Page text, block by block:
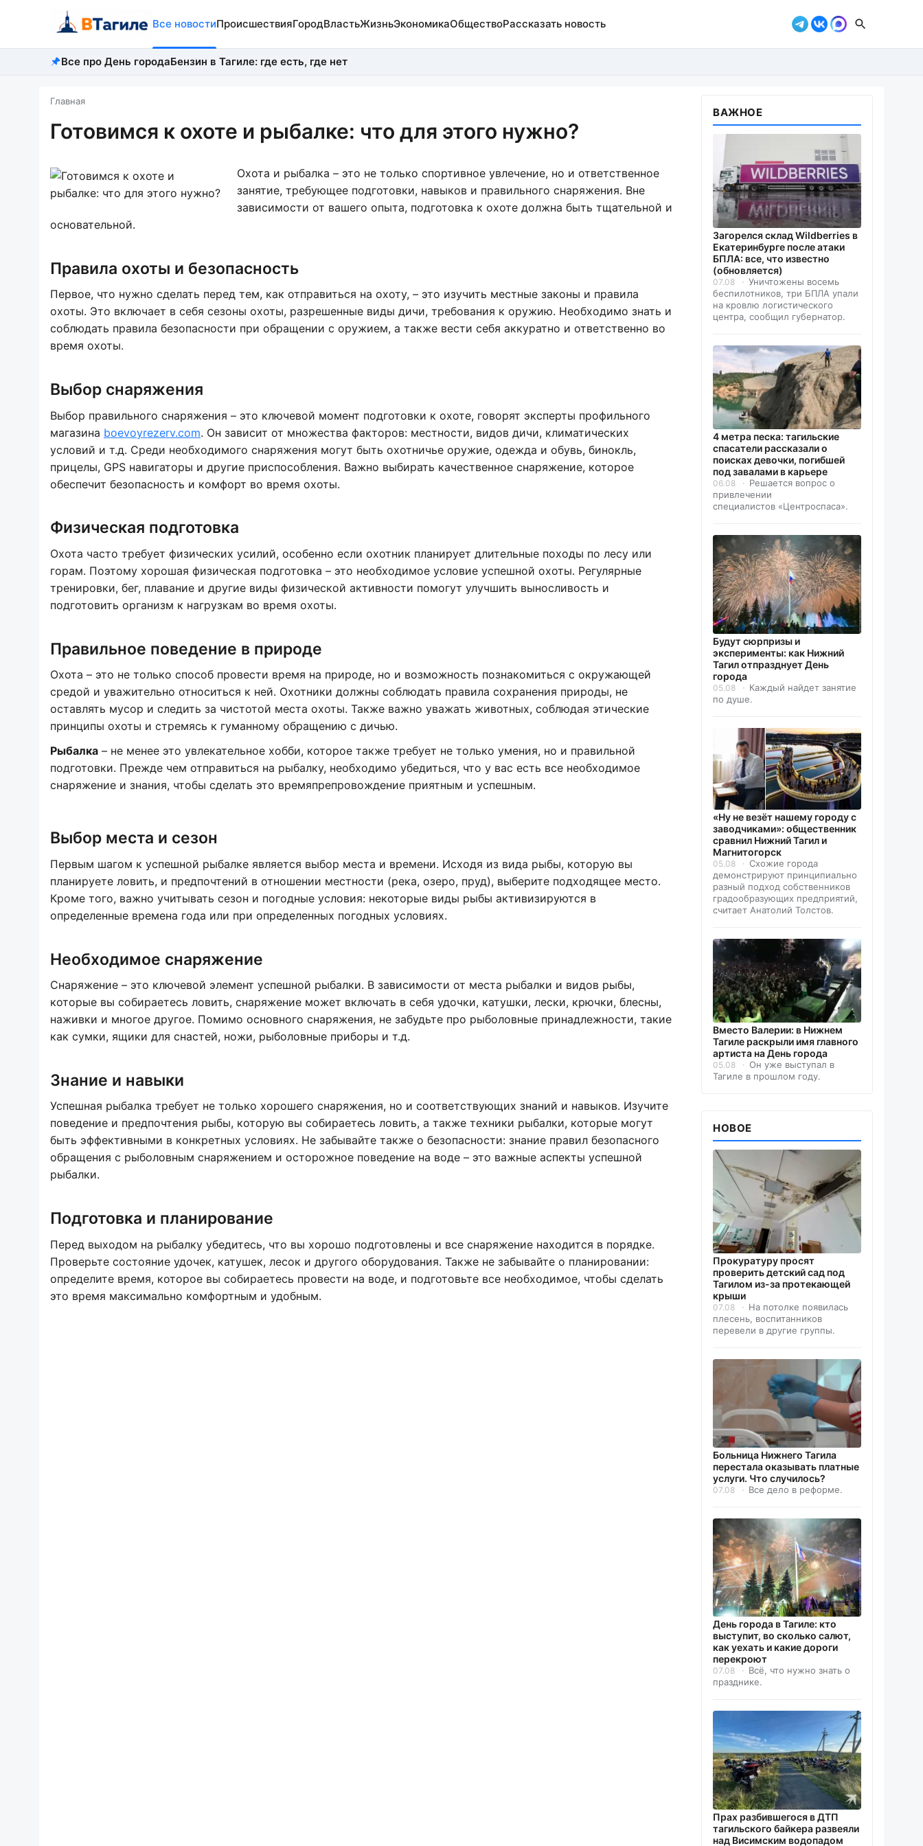
Все новостиПроисшествияГородВластьЖизньЭкономикаОбществоРассказать новость
Все про День городаБензин в Тагиле: где есть, где нет
Главная
Готовимся к охоте и рыбалке: что для этого нужно?
Охота и рыбалка – это не только спортивное увлечение, но и ответственное
занятие, требующее подготовки, навыков и правильного снаряжения. Вне
зависимости от вашего опыта, подготовка к охоте должна быть тщательной и
основательной.
Правила охоты и безопасность
Первое, что нужно сделать перед тем, как отправиться на охоту, – это изучить местные законы и правила
охоты. Это включает в себя сезоны охоты, разрешенные виды дичи, требования к оружию. Необходимо знать и
соблюдать правила безопасности при обращении с оружием, а также вести себя аккуратно и ответственно во
время охоты.
Выбор снаряжения
Выбор правильного снаряжения – это ключевой момент подготовки к охоте, говорят эксперты профильного
магазина boevoyrezerv.com. Он зависит от множества факторов: местности, видов дичи, климатических
условий и т.д. Среди необходимого снаряжения могут быть охотничье оружие, одежда и обувь, бинокль,
прицелы, GPS навигаторы и другие приспособления. Важно выбирать качественное снаряжение, которое
обеспечит безопасность и комфорт во время охоты.
Физическая подготовка
Охота часто требует физических усилий, особенно если охотник планирует длительные походы по лесу или
горам. Поэтому хорошая физическая подготовка – это необходимое условие успешной охоты. Регулярные
тренировки, бег, плавание и другие виды физической активности помогут улучшить выносливость и
подготовить организм к нагрузкам во время охоты.
Правильное поведение в природе
Охота – это не только способ провести время на природе, но и возможность познакомиться с окружающей
средой и уважительно относиться к ней. Охотники должны соблюдать правила сохранения природы, не
оставлять мусор и следить за чистотой места охоты. Также важно уважать животных, соблюдая этические
принципы охоты и стремясь к гуманному обращению с дичью.
Рыбалка – не менее это увлекательное хобби, которое также требует не только умения, но и правильной
подготовки. Прежде чем отправиться на рыбалку, необходимо убедиться, что у вас есть все необходимое
снаряжение и знания, чтобы сделать это времяпрепровождение приятным и успешным.
Выбор места и сезон
Первым шагом к успешной рыбалке является выбор места и времени. Исходя из вида рыбы, которую вы
планируете ловить, и предпочтений в отношении местности (река, озеро, пруд), выберите подходящее место.
Кроме того, важно учитывать сезон и погодные условия: некоторые виды рыбы активизируются в
определенные времена года или при определенных погодных условиях.
Необходимое снаряжение
Снаряжение – это ключевой элемент успешной рыбалки. В зависимости от места рыбалки и видов рыбы,
которые вы собираетесь ловить, снаряжение может включать в себя удочки, катушки, лески, крючки, блесны,
наживки и многое другое. Помимо основного снаряжения, не забудьте про рыболовные принадлежности, такие
как сумки, ящики для снастей, ножи, рыболовные приборы и т.д.
Знание и навыки
Успешная рыбалка требует не только хорошего снаряжения, но и соответствующих знаний и навыков. Изучите
поведение и предпочтения рыбы, которую вы собираетесь ловить, а также техники рыбалки, которые могут
быть эффективными в конкретных условиях. Не забывайте также о безопасности: знание правил безопасного
обращения с рыболовным снаряжением и осторожное поведение на воде – это важные аспекты успешной
рыбалки.
Подготовка и планирование
Перед выходом на рыбалку убедитесь, что вы хорошо подготовлены и все снаряжение находится в порядке.
Проверьте состояние удочек, катушек, лесок и другого оборудования. Также не забывайте о планировании:
определите время, которое вы собираетесь провести на воде, и подготовьте все необходимое, чтобы сделать
это время максимально комфортным и удобным.
ВАЖНОЕ
Загорелся склад Wildberries в
Екатеринбурге после атаки
БПЛА: все, что известно
(обновляется)
07.08
Уничтожены восемь
беспилотников, три БПЛА упали
на кровлю логистического
центра, сообщил губернатор.
4 метра песка: тагильские
спасатели рассказали о
поисках девочки, погибшей
под завалами в карьере
06.08
Решается вопрос о
привлечении
специалистов «Центроспаса».
Будут сюрпризы и
эксперименты: как Нижний
Тагил отпразднует День
города
05.08
Каждый найдет занятие
по душе.
«Ну не везёт нашему городу с
заводчиками»: общественник
сравнил Нижний Тагил и
Магнитогорск
05.08
Схожие города
демонстрируют принципиально
разный подход собственников
градообразующих предприятий,
считает Анатолий Толстов.
Вместо Валерии: в Нижнем
Тагиле раскрыли имя главного
артиста на День города
05.08
Он уже выступал в
Тагиле в прошлом году.
НОВОЕ
Прокуратуру просят
проверить детский сад под
Тагилом из-за протекающей
крыши
07.08
На потолке появилась
плесень, воспитанников
перевели в другие группы.
Больница Нижнего Тагила
перестала оказывать платные
услуги. Что случилось?
07.08 Все дело в реформе.
День города в Тагиле: кто
выступит, во сколько салют,
как уехать и какие дороги
перекроют
07.08
Всё, что нужно знать о
празднике.
Прах разбившегося в ДТП
тагильского байкера развеяли
над Висимским водопадом